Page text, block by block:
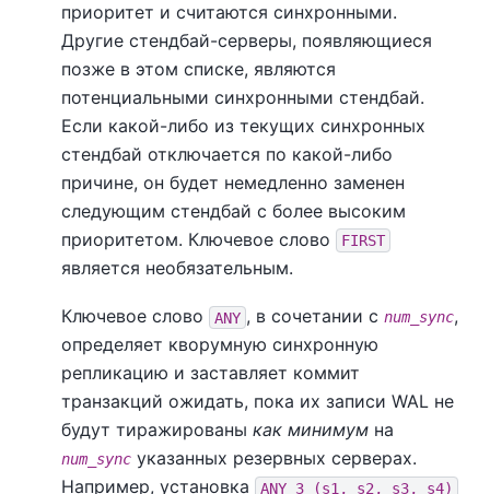
приоритет и считаются синхронными.
Другие стендбай-серверы, появляющиеся
позже в этом списке, являются
потенциальными синхронными стендбай.
Если какой-либо из текущих синхронных
стендбай отключается по какой-либо
причине, он будет немедленно заменен
следующим стендбай с более высоким
приоритетом. Ключевое слово
FIRST
является необязательным.
Ключевое слово ANY , в сочетании с num_sync,
определяет кворумную синхронную
репликацию и заставляет коммит
транзакций ожидать, пока их записи WAL не
будут тиражированы как минимум на
num_sync указанных резервных серверах.
Например, установка
ANY 3 (s1, s2, s3, s4)